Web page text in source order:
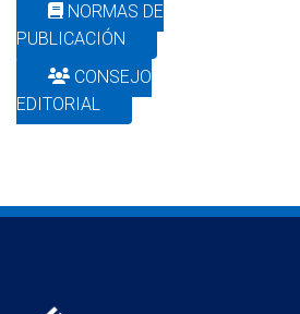
NORMAS DE
PUBLICACIÓN
CONSEJO
EDITORIAL